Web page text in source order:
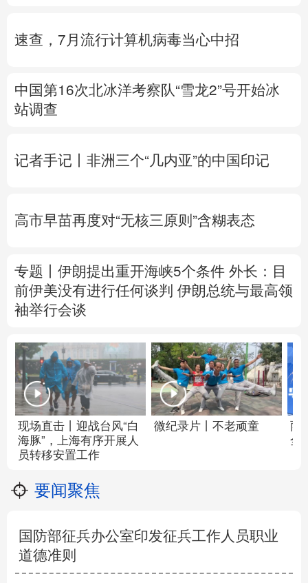
速查，7月流行计算机病毒当心中招
中国第16次北冰洋考察队“雪龙2”号开始冰
站调查
记者手记丨非洲三个“几内亚”的中国印记
高市早苗再度对“无核三原则”含糊表态
专题丨 伊朗提出重开海峡5个条件 外长：目
前伊美没有进行任何谈判 伊朗总统与最高领
袖举行会谈
现场直击丨迎战台风“白
海豚”，上海有序开展人
员转移安置工作
微纪录片丨不老顽童
雨
全
要闻聚焦
国防部征兵办公室印发征兵工作人员职业
道德准则